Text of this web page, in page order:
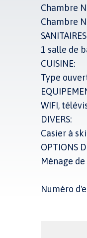
Chambre
Chambre
1 salle de
CUISINE:
Type
WIFI,
DIVERS:
Casier à
OPTIONS
Ménage
Numéro